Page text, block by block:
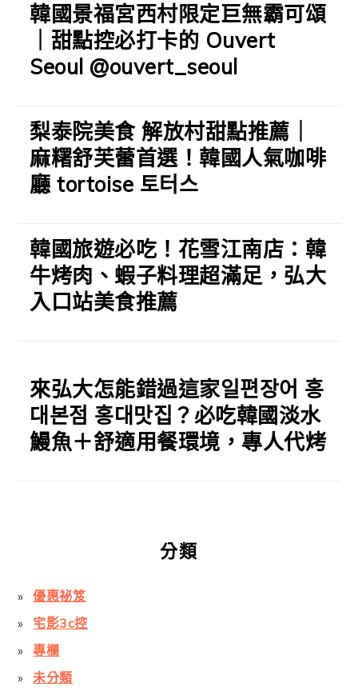
韓國景福宮西村限定巨無霸可頌
｜甜點控必打卡的 Ouvert
Seoul @ouvert_seoul
梨泰院美食 解放村甜點推薦｜
麻糬舒芙蕾首選！韓國人氣咖啡
廳 tortoise 토터스
韓國旅遊必吃！花雪江南店：韓
牛烤肉、蝦子料理超滿足，弘大
入口站美食推薦
來弘大怎能錯過這家일편장어 홍
대본점 홍대맛집？必吃韓國淡水
鰻魚＋舒適用餐環境，專人代烤
分類
優惠祕笈
宅影3c控
專欄
未分類